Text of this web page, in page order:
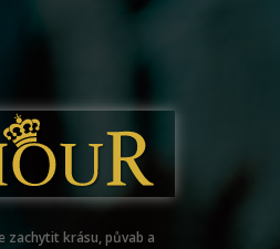
zachytit krásu, půvab a